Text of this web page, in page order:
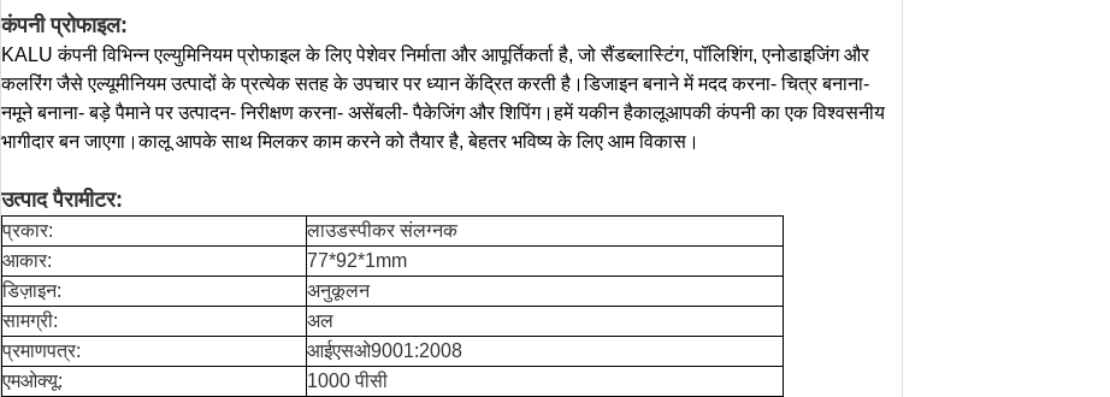
कंपनी प्रोफाइल:
KALU कंपनी विभिन्न एल्युमिनियम प्रोफाइल के लिए पेशेवर निर्माता और आपूर्तिकर्ता है, जो सैंडब्लास्टिंग, पॉलिशिंग, एनोडाइजिंग और
कलरिंग जैसे एल्यूमीनियम उत्पादों के प्रत्येक सतह के उपचार पर ध्यान केंद्रित करती है।डिजाइन बनाने में मदद करना- चित्र बनाना-
नमूने बनाना- बड़े पैमाने पर उत्पादन- निरीक्षण करना- असेंबली- पैकेजिंग और शिपिंग।हमें यकीन हैकालूआपकी कंपनी का एक विश्वसनीय
भागीदार बन जाएगा।कालू आपके साथ मिलकर काम करने को तैयार है, बेहतर भविष्य के लिए आम विकास।
उत्पाद पैरामीटर:
प्रकार:
लाउडस्पीकर संलग्नक
आकार:
77*92*1mm
डिज़ाइन:
अनुकूलन
सामग्री:
अल
प्रमाणपत्र:
आईएसओ9001:2008
एमओक्यू:
1000 पीसी